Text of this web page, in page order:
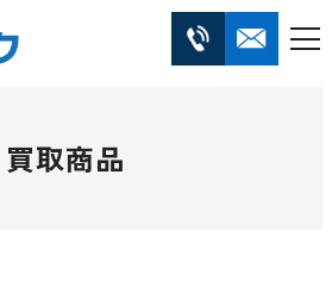
買取商品